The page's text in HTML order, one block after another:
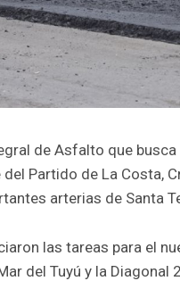
de Asfalto que
Partido de La Costa,
arterias de Santa
las tareas para el
del Tuyú y la Diagonal